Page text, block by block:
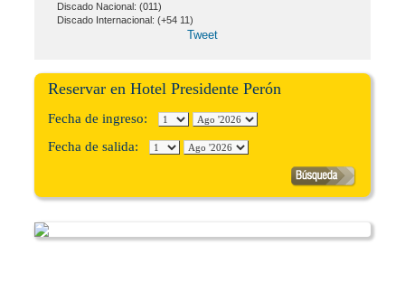
Discado Nacional: (011)
Discado Internacional: (+54 11)
Tweet
Reservar en Hotel Presidente Perón
Fecha de ingreso:
Fecha de salida: